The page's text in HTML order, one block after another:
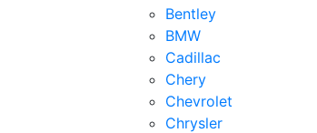
Bentley
BMW
Cadillac
Chery
Chevrolet
Chrysler